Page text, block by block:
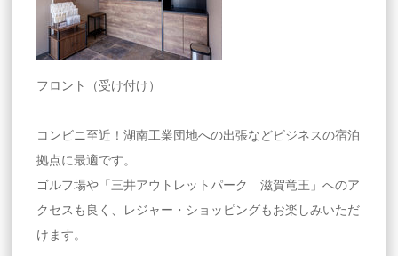
フロント（受け付け）
コンビニ至近！湖南工業団地への出張などビジネスの宿泊
拠点に最適です。
ゴルフ場や「三井アウトレットパーク 滋賀竜王」へのア
クセスも良く、レジャー・ショッピングもお楽しみいただ
けます。